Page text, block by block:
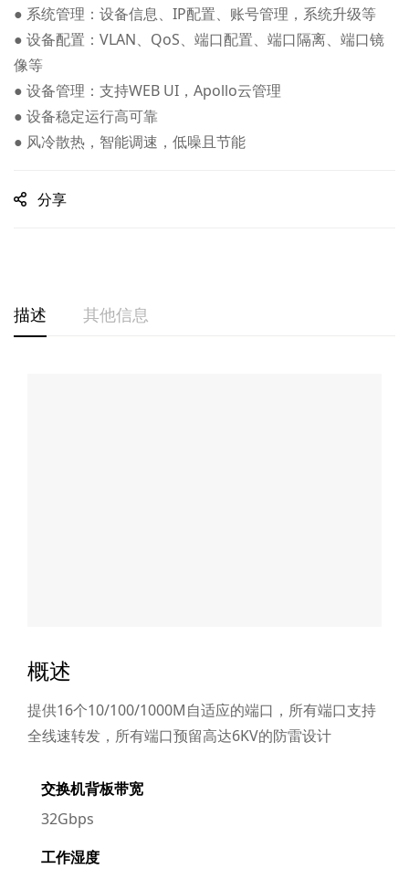
● 系统管理：设备信息、IP配置、账号管理，系统升级等
● 设备配置：VLAN、QoS、端口配置、端口隔离、端口镜
像等
● 设备管理：支持WEB UI，Apollo云管理
● 设备稳定运行高可靠
● 风冷散热，智能调速，低噪且节能
分享
描述 其他信息
概述
提供16个10/100/1000M自适应的端口，所有端口支持
全线速转发，所有端口预留高达6KV的防雷设计
交换机背板带宽
32Gbps
工作湿度